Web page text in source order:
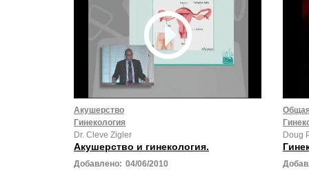
Акушерство
Гинекология
Dr. Cleve Zigler
Акушерство и гинекология.
Добавлено: 04/06/2010
Doug